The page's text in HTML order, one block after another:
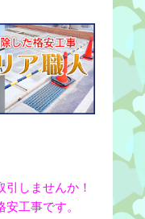
しませんか！
工事です。